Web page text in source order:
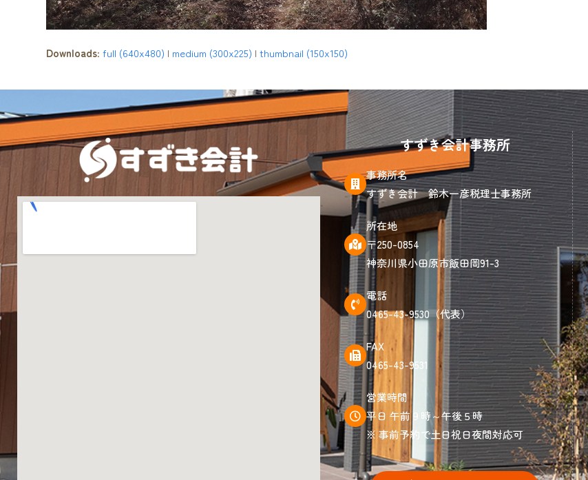
Downloads:full (640x480) | medium (300x225) |thumbnail (150x150)
すずき会計事務所
事務所名
すずき会計 鈴木一彦税理士事務所
所在地
〒250-0854
神奈川県小田原市飯田岡91-3
電話
0465-43-9530（代表）
FAX
0465-43-9531
営業時間
平日 午前９時～午後５時
※ 事前予約で土日祝日夜間対応可